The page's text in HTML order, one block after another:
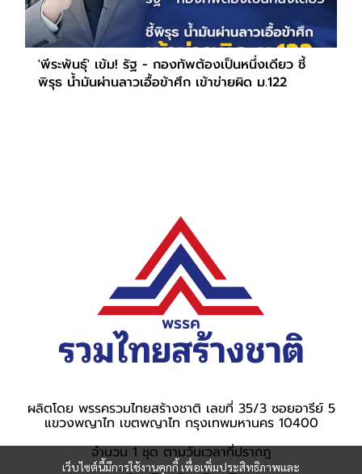
'พีระพันธุ์' เข้ม! รัฐ - กองทัพต้องเป็นหนึ่งเดียว ชี้
พิรุธ น้ำมันผ่านลาวเอื้อข้าศึก เข้าข่ายผิด ม.122
เว็บไซต์นี้มีการใช้งานคุกกี้ เพื่อเพิ่มประสิทธิภาพและ
ผลิตโดย พรรครวมไทยสร้างชาติ เลขที่ 35/3 ซอยอารีย์ 5
แขวงพญาไท เขตพญาไท กรุงเทพมหานคร 10400
จำนวน 1 ชุด ตามวันเวลาที่ปรากฎ